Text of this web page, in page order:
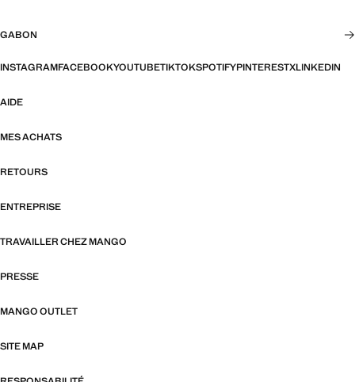
GABON
INSTAGRAMFACEBOOKYOUTUBETIKTOKSPOTIFYPINTERESTXLINKEDIN
AIDE
MES ACHATS
RETOURS
ENTREPRISE
TRAVAILLER CHEZ MANGO
PRESSE
MANGO OUTLET
SITE MAP